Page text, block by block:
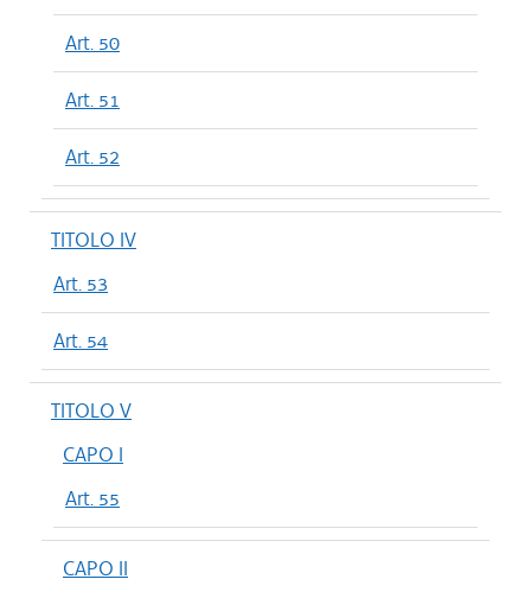
Art. 50
Art. 51
Art. 52
TITOLO IV
Art. 53
Art. 54
TITOLO V
CAPO I
Art. 55
CAPO II